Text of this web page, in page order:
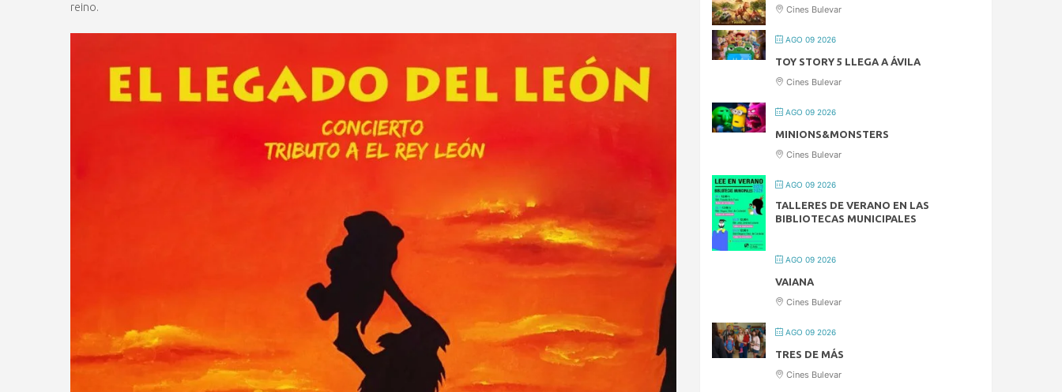
reino.
Cines Bulevar
AGO 09 2026
TOY STORY 5 LLEGA A ÁVILA
Cines Bulevar
AGO 09 2026
MINIONS&MONSTERS
Cines Bulevar
AGO 09 2026
TALLERES DE VERANO EN LAS
BIBLIOTECAS MUNICIPALES
AGO 09 2026
VAIANA
Cines Bulevar
AGO 09 2026
TRES DE MÁS
Cines Bulevar